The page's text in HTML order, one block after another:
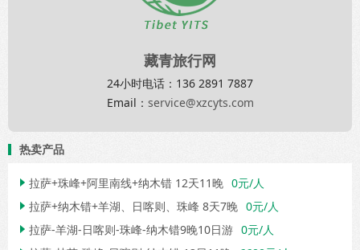
藏青旅行网
24小时电话：136 2891 7887
Email： service@xzcyts.com
热卖产品
 拉萨+珠峰+阿里南线+纳木错 12天11晚 0元/人
 拉萨+纳木错+羊湖、日喀则、珠峰 8天7晚 0元/人
 拉萨-羊湖-日喀则-珠峰-纳木错9晚10日游 0元/人